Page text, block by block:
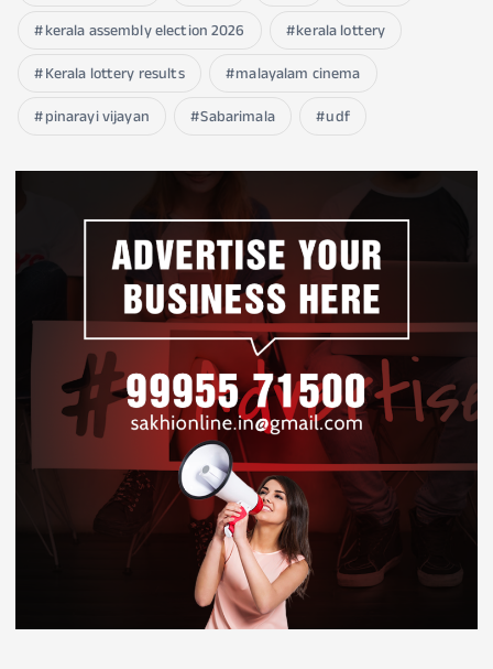
kerala assembly election 2026
kerala lottery
Kerala lottery results
malayalam cinema
pinarayi vijayan
Sabarimala udf